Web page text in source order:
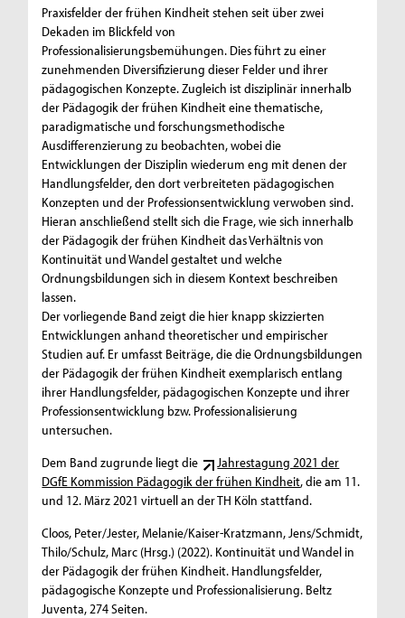
Praxisfelder der frühen Kindheit stehen seit über zwei
Dekaden im Blickfeld von
Professionalisierungsbemühungen. Dies führt zu einer
zunehmenden Diversifizierung dieser Felder und ihrer
pädagogischen Konzepte. Zugleich ist disziplinär innerhalb
der Pädagogik der frühen Kindheit eine thematische,
paradigmatische und forschungsmethodische
Ausdifferenzierung zu beobachten, wobei die
Entwicklungen der Disziplin wiederum eng mit denen der
Handlungsfelder, den dort verbreiteten pädagogischen
Konzepten und der Professionsentwicklung verwoben sind.
Hieran anschließend stellt sich die Frage, wie sich innerhalb
der Pädagogik der frühen Kindheit das Verhältnis von
Kontinuität und Wandel gestaltet und welche
Ordnungsbildungen sich in diesem Kontext beschreiben
lassen.
Der vorliegende Band zeigt die hier knapp skizzierten
Entwicklungen anhand theoretischer und empirischer
Studien auf. Er umfasst Beiträge, die die Ordnungsbildungen
der Pädagogik der frühen Kindheit exemplarisch entlang
ihrer Handlungsfelder, pädagogischen Konzepte und ihrer
Professionsentwicklung bzw. Professionalisierung
untersuchen.
Dem Band zugrunde liegt die
Jahrestagung 2021 der
DGfE Kommission Pädagogik der frühen Kindheit, die am 11.
und 12. März 2021 virtuell an der TH Köln stattfand.
Cloos, Peter/Jester, Melanie/Kaiser-Kratzmann, Jens/Schmidt,
Thilo/Schulz, Marc (Hrsg.) (2022). Kontinuität und Wandel in
der Pädagogik der frühen Kindheit. Handlungsfelder,
pädagogische Konzepte und Professionalisierung. Beltz
Juventa, 274 Seiten.